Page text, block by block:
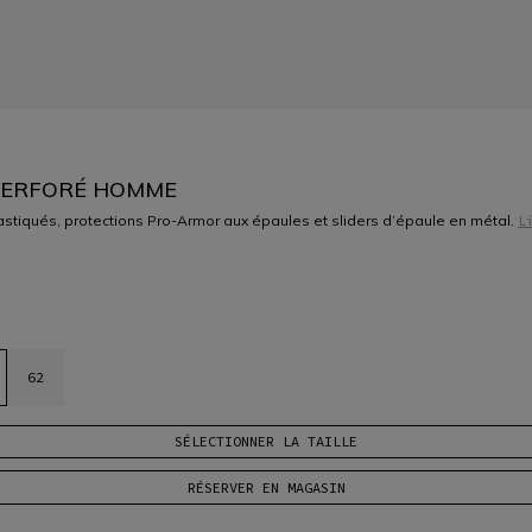
HOMME
protections Pro-Armor aux épaules et sliders d’épaule en métal.
62
SÉLECTIONNER LA TAILLE
RÉSERVER EN MAGASIN